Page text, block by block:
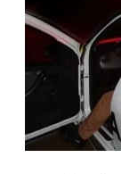
buscas
após
moradora
relatar
invasão
de